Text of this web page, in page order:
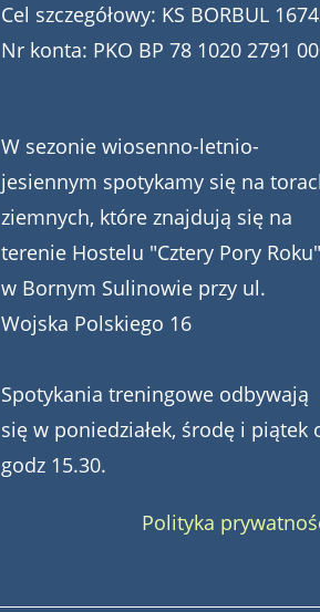
Cel szczegółowy: KS BORBUL
Nr konta: PKO BP 78 1020 2791
W sezonie wiosenno-letnio-
jesiennym spotykamy się na
ziemnych, które znajdują się na
terenie Hostelu "Cztery Pory Roku"
w Bornym Sulinowie przy ul.
Wojska Polskiego 16
Spotykania treningowe odbywają
się w poniedziałek, środę i piątek
godz 15.30.
Polityka